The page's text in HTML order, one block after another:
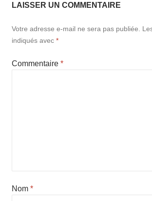
LAISSER UN COMMENTAIRE
Votre adresse e-mail ne sera pas publiée.
indiqués avec *
Commentaire *
Nom *